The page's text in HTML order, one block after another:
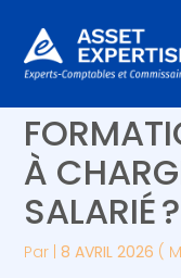
Aller
au
Créer et reprendre
Gérer votre
Piloter votre
Développer votre
Piloter votre
Suivre votre
Gérer vos
COMPTE
À
SALARIÉ ?
Par |8 AVRIL 2026 (